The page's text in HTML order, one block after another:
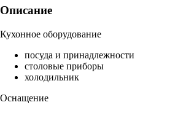
Описание
Кухонное оборудование
посуда и принадлежности
столовые приборы
холодильник
Оснащение